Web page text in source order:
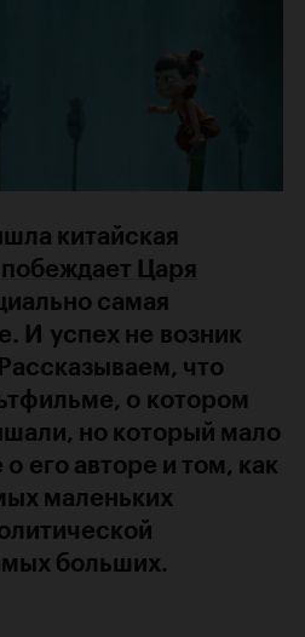
китайская
Царя
самая
И успех не возник
что
о котором
но который мало
его авторе и том, как
маленьких
больших.